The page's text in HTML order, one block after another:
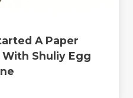
A Paper
Shuliy Egg